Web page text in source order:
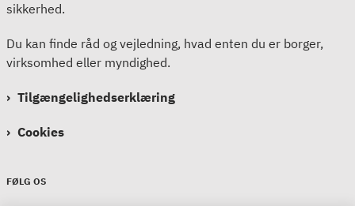
sikkerhed.
Du kan finde råd og vejledning, hvad enten du er borger,
virksomhed eller myndighed.
Tilgængelighedserklæring
Cookies
FØLG OS